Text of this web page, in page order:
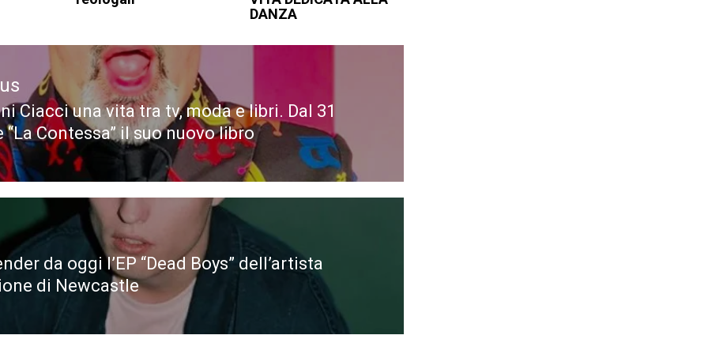
DANZA
Ciacci una vita tra tv, moda e libri. Dal 31
Contessa” il suo nuovo libro
da oggi l’EP “Dead Boys” dell’artista
di Newcastle